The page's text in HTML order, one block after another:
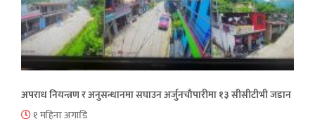
अपराध नियन्त्रण र अनुसन्धानमा सघाउन अर्जुनचौपारीमा १३ सीसीटीभी जडान
१ महिना अगाडि